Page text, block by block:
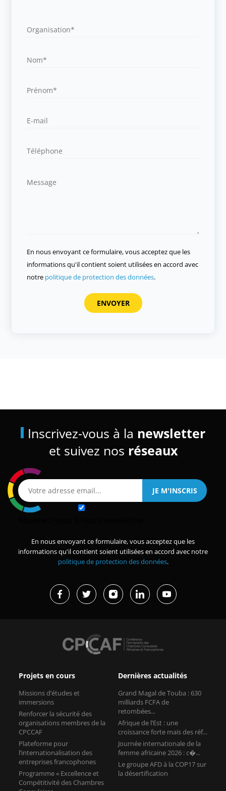
En nous envoyant ce formulaire, vous acceptez que les
informations qu'il contient soient utilisées en accord avec
notre politique de protection des données.
Inscrivez-vous à la newsletter
et suivez nos réseaux
En nous envoyant ce formulaire, vous acceptez que les
informations qu'il contient soient utilisées en accord avec notre
politique de protection des données.
Projets en cours
Missions d’études et
immersions
Renforcer la sécurité des
organisations membres de la
CPCCAF
Plateforme pour
l’internationalisation des
entreprises francophones
Programme « Excellence et
Compétitivité des Chambres
Dernières actualités
Grand Magal de Touba : 630
milliards FCFA de
retombées...
Afrique de l’Est : une
croissance forte mais des réf...
Journée internationale de la
femme africaine 2026 : c�...
Le groupe AFD à la COP17 sur
la désertification